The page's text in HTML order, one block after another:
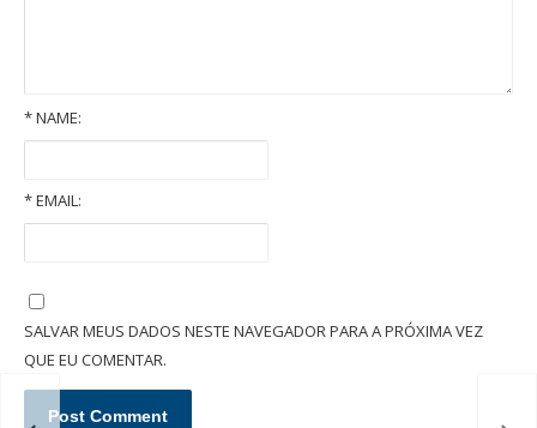
*NAME:
*EMAIL:
SALVAR MEUS DADOS NESTE NAVEGADOR PARA A PRÓXIMA VEZ
QUE EU COMENTAR.